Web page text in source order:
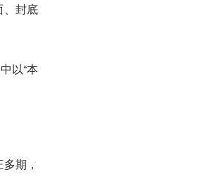
、封底
以“本
期，